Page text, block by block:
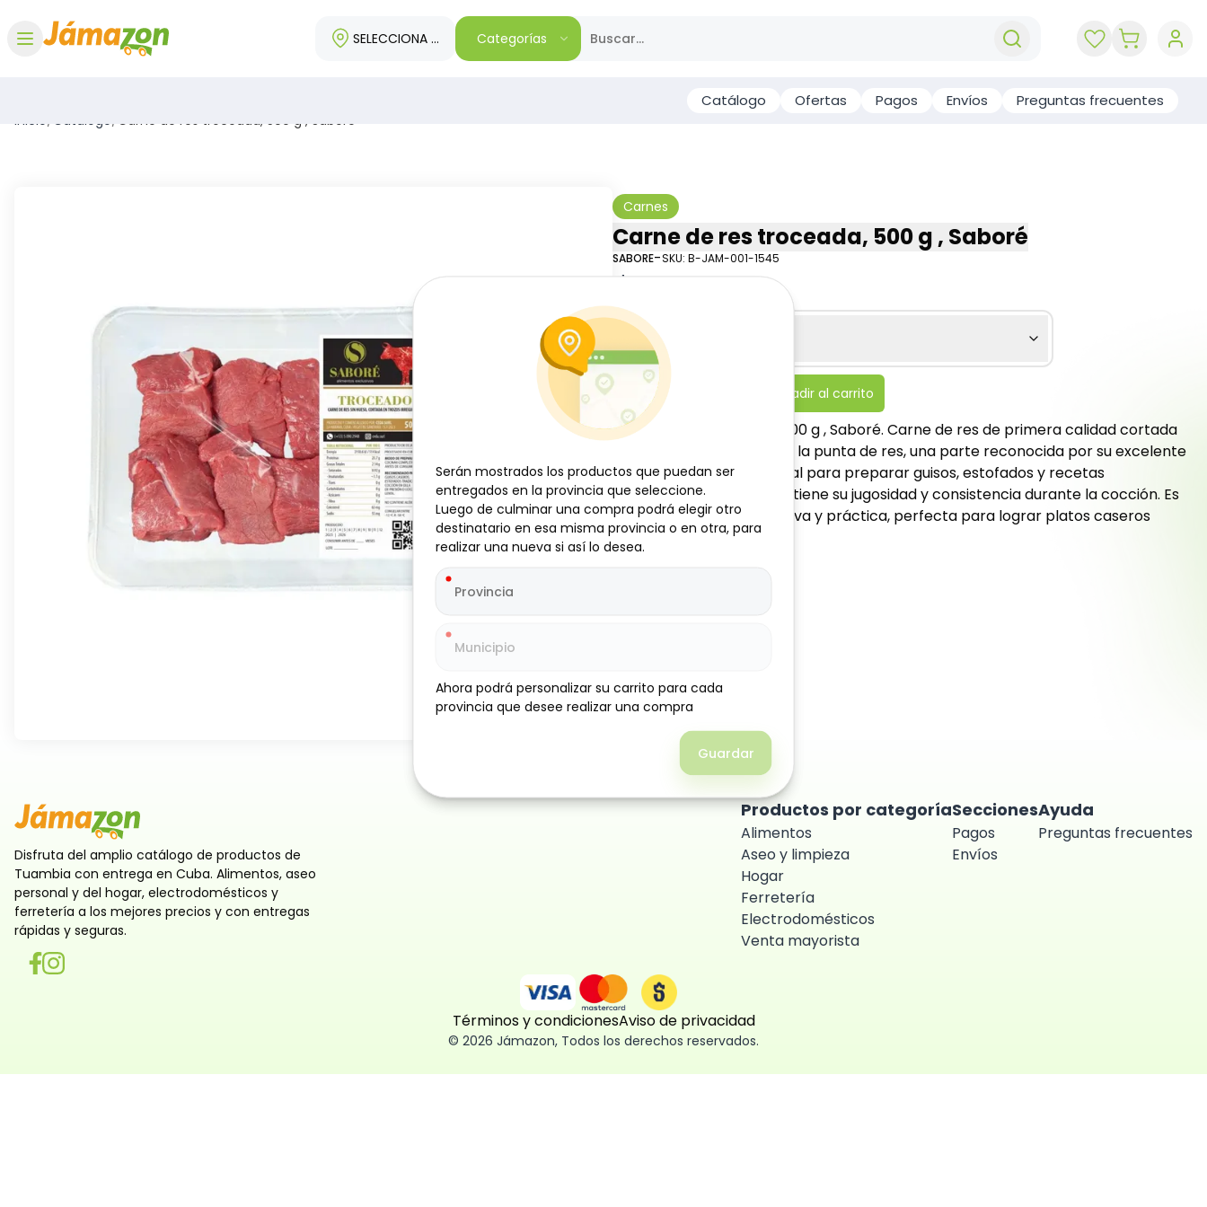
SELECCIONA TU REGIÓNCategorías
Catálogo Ofertas Pagos Envíos Preguntas frecuentes
Inicio/ Catálogo/ Carne de res troceada, 500 g , Saboré
Carnes
Carne de res troceada, 500 g , Saboré
SABORE-SKU: B-JAM-001-1545
$
Especificaciones
Añadir al carrito
Carne de res troceada, 500 g , Saboré. Carne de res de primera calidad cortada
en trozos, proveniente de la punta de res, una parte reconocida por su excelente
sabor y textura firme. Ideal para preparar guisos, estofados y recetas
tradicionales, ya que mantiene su jugosidad y consistencia durante la cocción. Es
una opción versátil, nutritiva y práctica, perfecta para lograr platos caseros
llenos de sabor y calidad.
Disfruta del amplio catálogo de productos de
Tuambia con entrega en Cuba. Alimentos, aseo
personal y del hogar, electrodomésticos y
ferretería a los mejores precios y con entregas
rápidas y seguras.
Productos por categoría
Alimentos
Aseo y limpieza
Hogar
Ferretería
Electrodomésticos
Venta mayorista
Secciones
Pagos
Envíos
Ayuda
Preguntas frecuentes
Términos y condicionesAviso de privacidad
© 2026 Jámazon, Todos los derechos reservados.
Serán mostrados los productos que puedan ser
entregados en la provincia que seleccione.
Luego de culminar una compra podrá elegir otro
destinatario en esa misma provincia o en otra, para
realizar una nueva si así lo desea.
Ahora podrá personalizar su carrito para cada
provincia que desee realizar una compra
Guardar
Serán mostrados los productos que puedan ser
entregados en la provincia que seleccione.
Luego de culminar una compra podrá elegir otro
destinatario en esa misma provincia o en otra, para
realizar una nueva si así lo desea.
Ahora podrá personalizar su carrito para cada
provincia que desee realizar una compra
Guardar